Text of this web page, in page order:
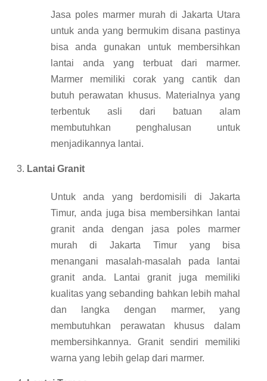
Jasa poles marmer murah di Jakarta Utara
untuk anda yang bermukim disana pastinya
bisa anda gunakan untuk membersihkan
lantai anda yang terbuat dari marmer.
Marmer memiliki corak yang cantik dan
butuh perawatan khusus. Materialnya yang
terbentuk asli dari batuan alam
membutuhkan penghalusan untuk
menjadikannya lantai.
Lantai Granit
Untuk anda yang berdomisili di Jakarta
Timur, anda juga bisa membersihkan lantai
granit anda dengan jasa poles marmer
murah di Jakarta Timur yang bisa
menangani masalah-masalah pada lantai
granit anda. Lantai granit juga memiliki
kualitas yang sebanding bahkan lebih mahal
dan langka dengan marmer, yang
membutuhkan perawatan khusus dalam
membersihkannya. Granit sendiri memiliki
warna yang lebih gelap dari marmer.